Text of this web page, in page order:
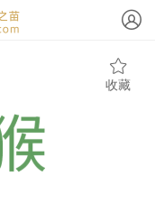
收藏